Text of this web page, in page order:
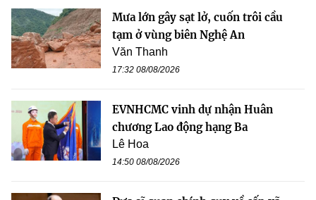
Mưa lớn gây sạt lở, cuốn trôi cầu
tạm ở vùng biên Nghệ An
Văn Thanh
17:32 08/08/2026
EVNHCMC vinh dự nhận Huân
chương Lao động hạng Ba
Lê Hoa
14:50 08/08/2026